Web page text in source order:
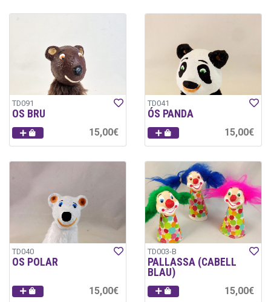
TD091
OS BRU
15,00€
TD041
ÓS PANDA
15,00€
TD040
OS POLAR
15,00€
TD003-B
PALLASSA (CABELL
BLAU)
15,00€